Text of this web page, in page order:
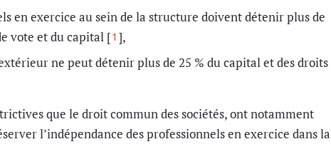
en exercice au sein de la structure doivent détenir plus de
vote et du capital [1 ],
ne peut détenir plus de 25 % du capital et des droits
que le droit commun des sociétés, ont notamment
l’indépendance des professionnels en exercice dans la